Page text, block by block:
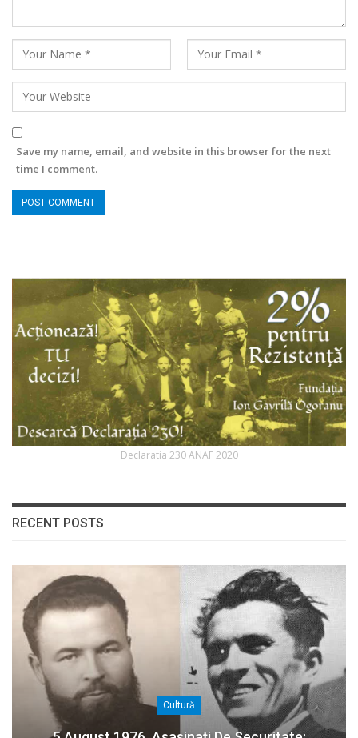
Save my name, email, and website in this browser for the next
time I comment.
Declaratia 230 ANAF 2020
RECENT POSTS
Cultură